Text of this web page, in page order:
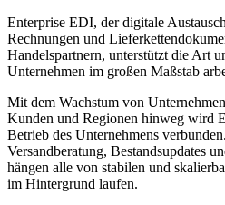
Enterprise EDI, der digitale
Rechnungen und
Handelspartnern, unterstützt die Art
Unternehmen im großen Maßstab
Mit dem Wachstum von
Kunden und Regionen hinweg wird
Betrieb des Unternehmens
Versandberatung, Bestandsupdates
hängen alle von stabilen und
im Hintergrund laufen.